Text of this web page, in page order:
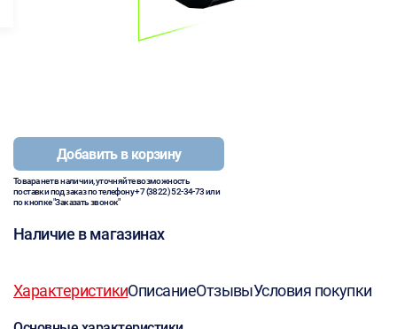
Добавить в корзину
Товара нет в наличии, уточняйте возможность
поставки под заказ по телефону+7 (3822) 52-34-73или
по кнопке "Заказать звонок"
Наличие в магазинах
ХарактеристикиОписаниеОтзывыУсловия покупки